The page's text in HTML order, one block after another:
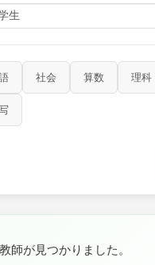
社会 算数 理科
師が見つかりました。
図画工作 書写